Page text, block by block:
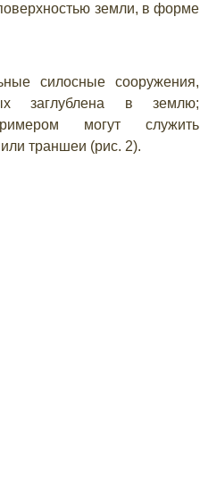
земли, в форме
силосные сооружения,
заглублена в землю;
могут служить
траншеи (рис. 2).